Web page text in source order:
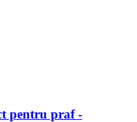
pentru praf -